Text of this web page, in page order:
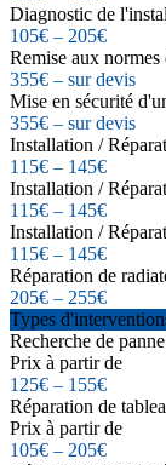
Diagnostic de
105€ – 205€
Remise aux
355€ – sur devis
Mise en sécurité
355€ – sur devis
Installation /
115€ – 145€
Installation /
115€ – 145€
Installation /
115€ – 145€
Réparation de
205€ – 255€
Types
Recherche de
Prix à partir de
125€ – 155€
Réparation de
Prix à partir de
105€ – 205€